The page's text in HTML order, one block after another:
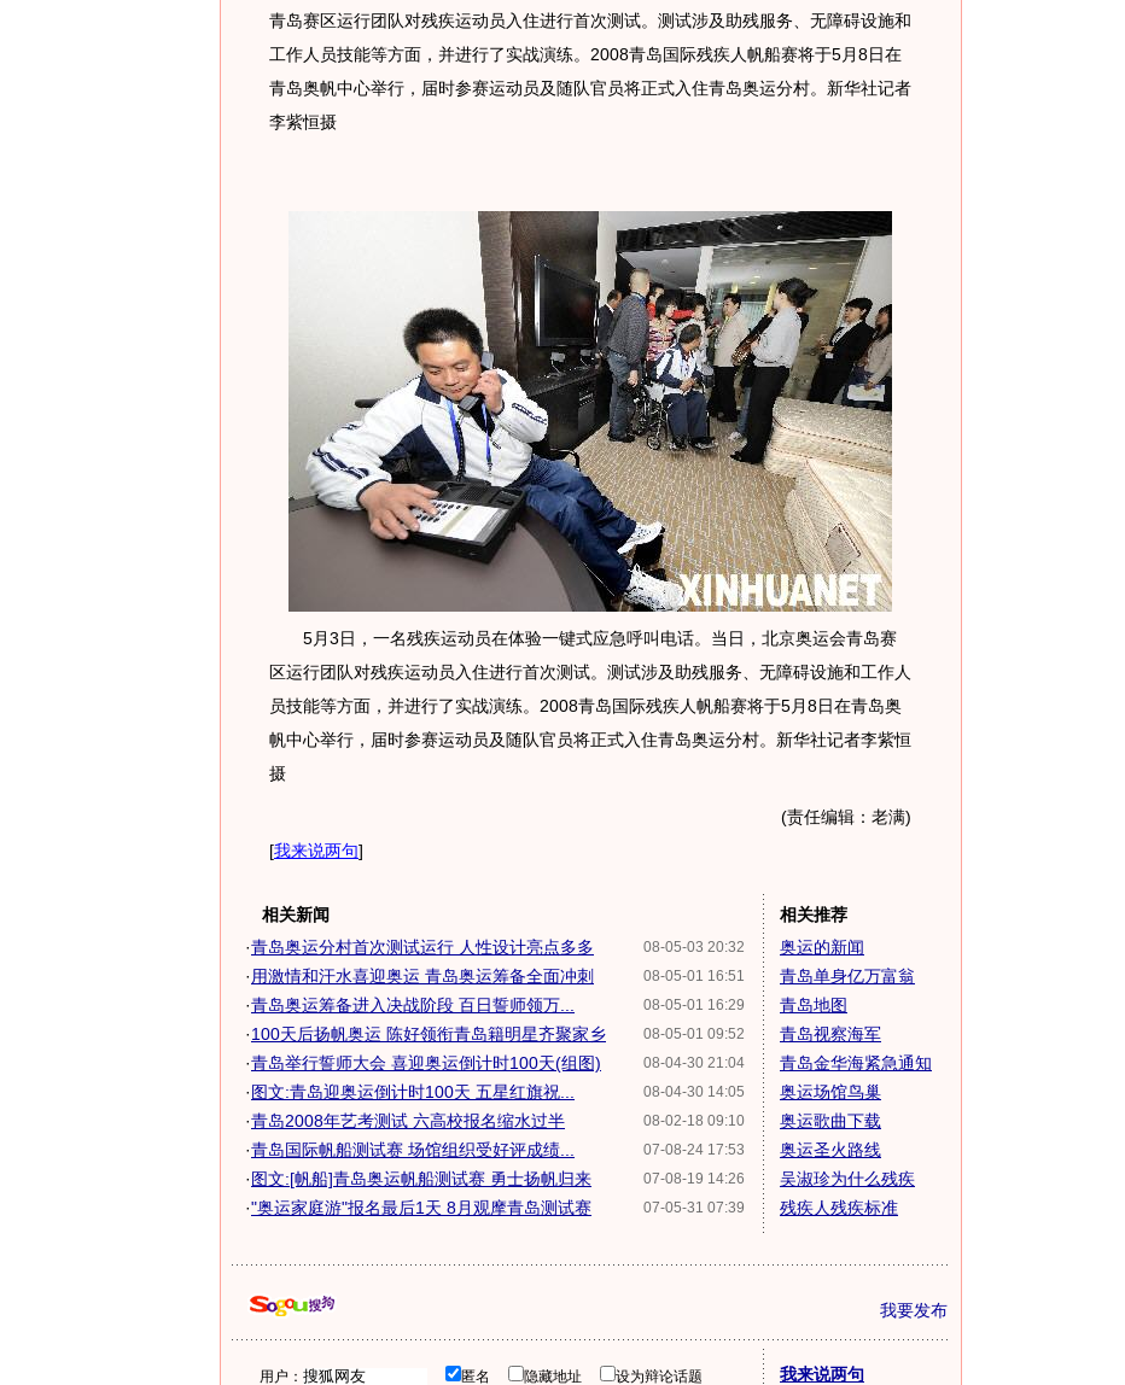
青岛赛区运行团队对残疾运动员入住进行首次测试。测试涉及助残服务、无障碍设施和
工作人员技能等方面，并进行了实战演练。2008青岛国际残疾人帆船赛将于5月8日在
青岛奥帆中心举行，届时参赛运动员及随队官员将正式入住青岛奥运分村。新华社记者
李紫恒摄
5月3日，一名残疾运动员在体验一键式应急呼叫电话。当日，北京奥运会青岛赛
区运行团队对残疾运动员入住进行首次测试。测试涉及助残服务、无障碍设施和工作人
员技能等方面，并进行了实战演练。2008青岛国际残疾人帆船赛将于5月8日在青岛奥
帆中心举行，届时参赛运动员及随队官员将正式入住青岛奥运分村。新华社记者李紫恒
摄
(责任编辑：老满)
[我来说两句]
相关新闻
08-05-03 20:32
·青岛奥运分村首次测试运行 人性设计亮点多多
08-05-01 16:51
· 用激情和汗水喜迎奥运 青岛奥运筹备全面冲刺
08-05-01 16:29
·青岛奥运筹备进入决战阶段 百日誓师领万...
08-05-01 09:52
·100天后扬帆奥运 陈好领衔青岛籍明星齐聚家乡
08-04-30 21:04
·青岛举行誓师大会 喜迎奥运倒计时100天(组图)
08-04-30 14:05
·图文:青岛迎奥运倒计时100天 五星红旗祝...
08-02-18 09:10
·青岛2008年艺考测试 六高校报名缩水过半
07-08-24 17:53
·青岛国际帆船测试赛 场馆组织受好评成绩...
07-08-19 14:26
·图文:[帆船]青岛奥运帆船测试赛 勇士扬帆归来
07-05-31 07:39
·"奥运家庭游"报名最后1天 8月观摩青岛测试赛
相关推荐
奥运的新闻
青岛单身亿万富翁
青岛地图
青岛视察海军
青岛金华海紧急通知
奥运场馆鸟巢
奥运歌曲下载
奥运圣火路线
吴淑珍为什么残疾
残疾人残疾标准
我要发布
用户： 匿名 隐藏地址 设为辩论话题 我来说两句